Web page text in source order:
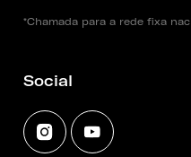
*Chamada para a rede fixa
Social